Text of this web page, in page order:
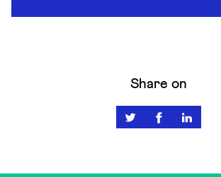
Share on